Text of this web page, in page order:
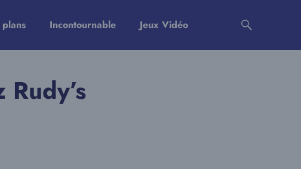
plans Incontournable Jeux Vidéo